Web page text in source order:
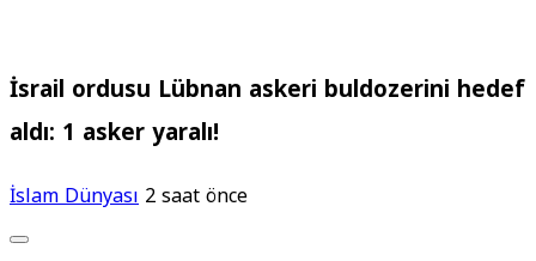
İsrail ordusu Lübnan askeri buldozerini hedef
aldı: 1 asker yaralı!
İslam Dünyası2 saat önce